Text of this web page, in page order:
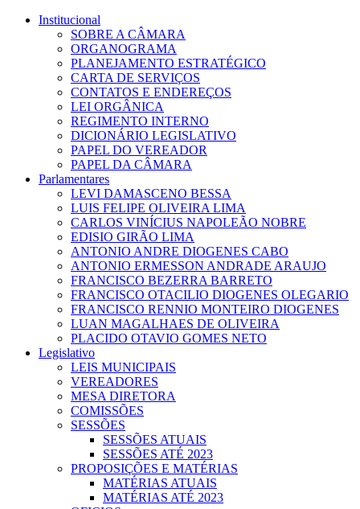
Institucional
SOBRE A CÂMARA
ORGANOGRAMA
PLANEJAMENTO ESTRATÉGICO
CARTA DE SERVIÇOS
CONTATOS E ENDEREÇOS
LEI ORGÂNICA
REGIMENTO INTERNO
DICIONÁRIO LEGISLATIVO
PAPEL DO VEREADOR
PAPEL DA CÂMARA
Parlamentares
LEVI DAMASCENO BESSA
LUIS FELIPE OLIVEIRA LIMA
CARLOS VINÍCIUS NAPOLEÃO NOBRE
EDISIO GIRÃO LIMA
ANTONIO ANDRE DIOGENES CABO
ANTONIO ERMESSON ANDRADE ARAUJO
FRANCISCO BEZERRA BARRETO
FRANCISCO OTACILIO DIOGENES OLEGARIO
FRANCISCO RENNIO MONTEIRO DIOGENES
LUAN MAGALHAES DE OLIVEIRA
PLACIDO OTAVIO GOMES NETO
Legislativo
LEIS MUNICIPAIS
VEREADORES
MESA DIRETORA
COMISSÕES
SESSÕES
SESSÕES ATUAIS
SESSÕES ATÉ 2023
PROPOSIÇÕES E MATÉRIAS
MATÉRIAS ATUAIS
MATÉRIAS ATÉ 2023